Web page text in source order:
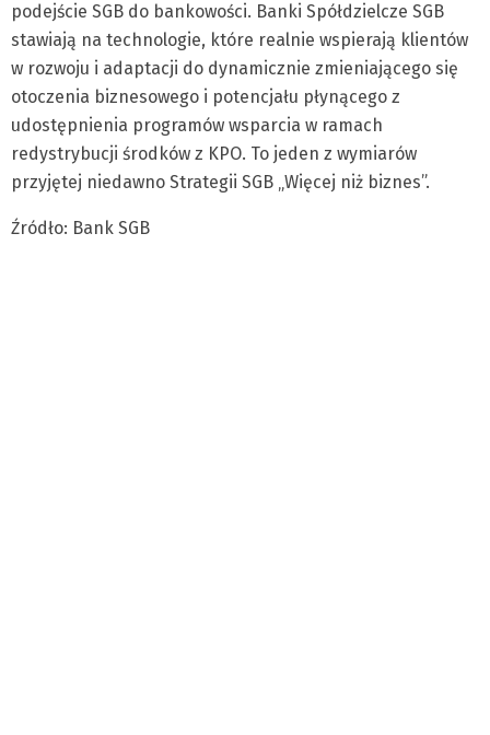
podejście SGB do bankowości. Banki Spółdzielcze SGB
stawiają na technologie, które realnie wspierają klientów
w rozwoju i adaptacji do dynamicznie zmieniającego się
otoczenia biznesowego i potencjału płynącego z
udostępnienia programów wsparcia w ramach
redystrybucji środków z KPO. To jeden z wymiarów
przyjętej niedawno Strategii SGB „Więcej niż biznes”.
Źródło: Bank SGB